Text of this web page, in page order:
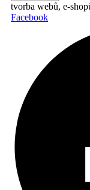
tvorba webů, e-
Facebook